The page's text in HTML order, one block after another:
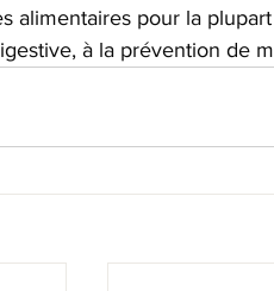
alimentaires pour la
à la prévention de